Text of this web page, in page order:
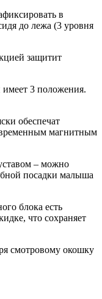
в
до лежа (3 уровня
защитит
3 положения.
обеспечат
магнитным
– можно
посадки малыша
блока есть
что сохраняет
смотровому окошку